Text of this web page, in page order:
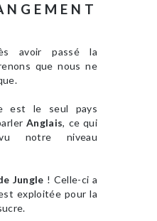
avoir passé la
que nous ne
est le seul pays
Anglais, ce qui
notre niveau
Jungle ! Celle-ci a
exploitée pour la